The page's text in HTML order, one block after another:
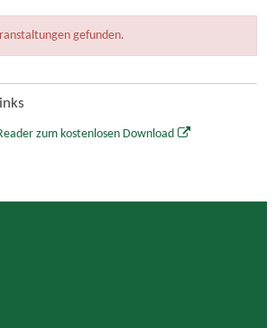
gefunden.
zum kostenlosen Download